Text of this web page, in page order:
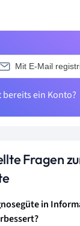
Mit E-Mail
bereits ein Konto?
Fragen
in